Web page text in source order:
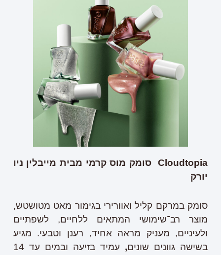
Cloudtopia
סומק מוס קרמי מבית מייבלין ניו
יורק
סומק במרקם קליל ואוורירי בגימור מאט מטושטש,
מוצר רב־שימושי המתאים ללחיים, לשפתיים
ולעיניים, מעניק מראה אחיד, רענן וטבעי. מגיע
בשישה גוונים שונים, עמיד בזיעה ובמים עד 14